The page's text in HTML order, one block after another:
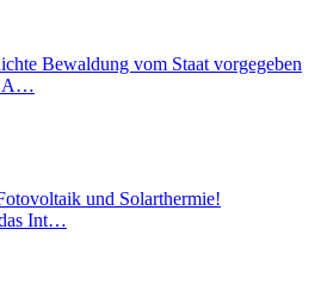
Bewaldung vom Staat vorgegeben
A…
und Solarthermie!
Int…